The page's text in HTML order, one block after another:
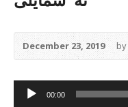
December 23, 2019 by
Audio
Player
00:00